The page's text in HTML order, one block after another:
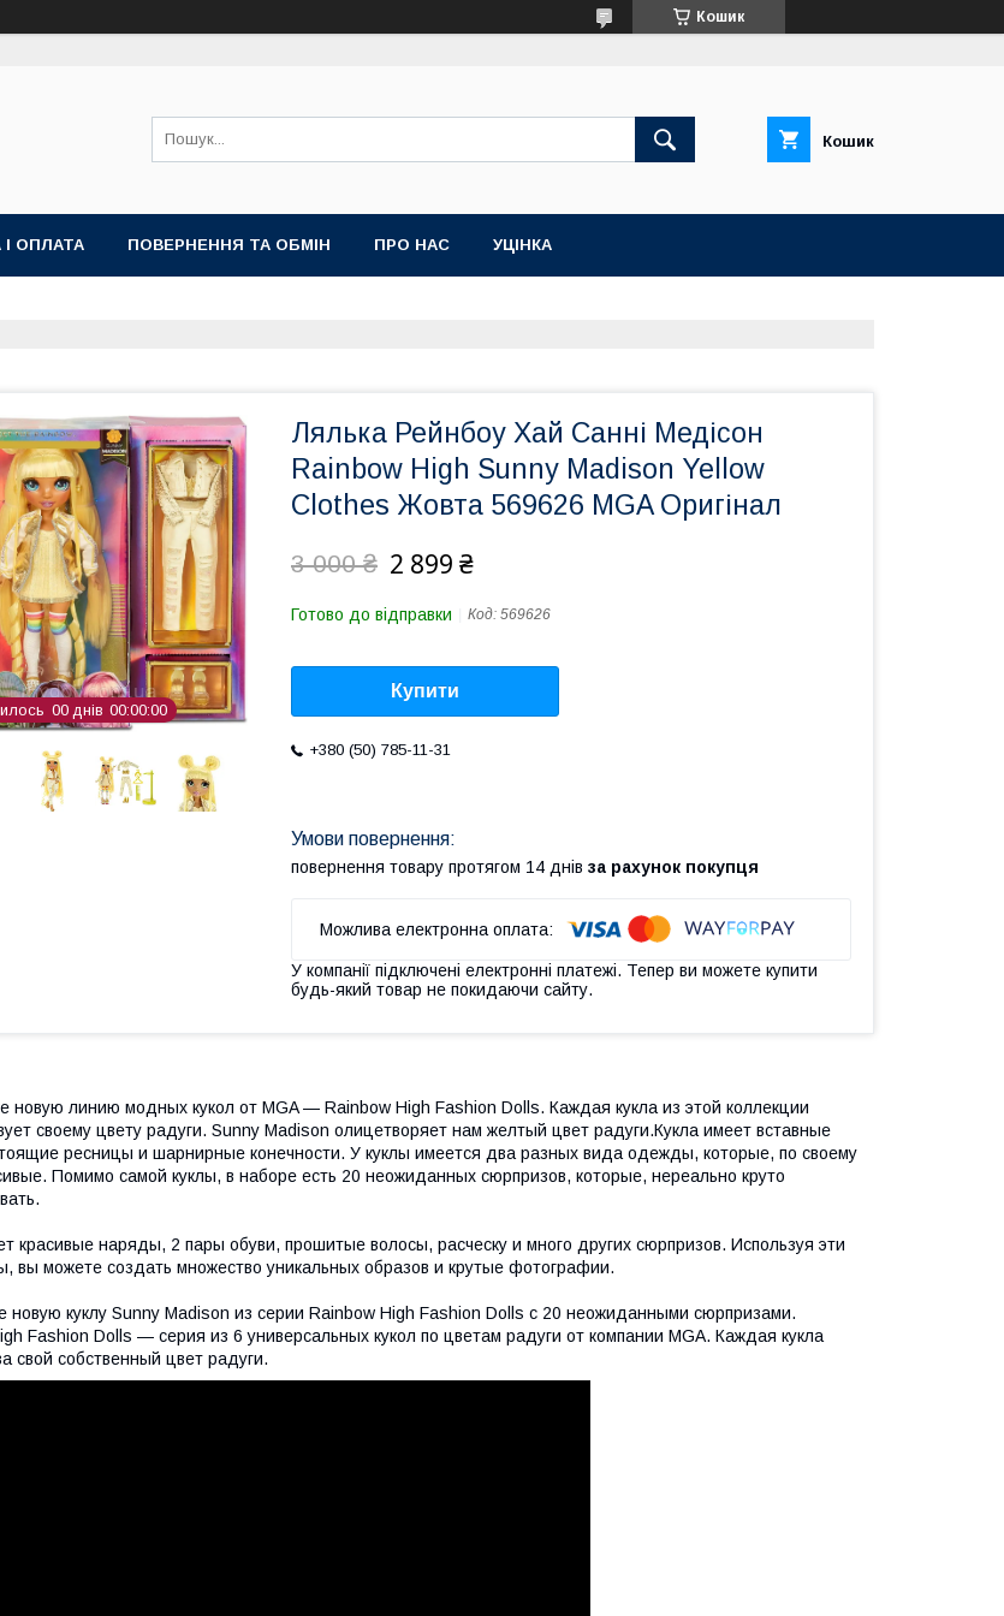
Кошик
Кошик
ОПЛАТА ПОВЕРНЕННЯ ТА ОБМІН ПРО НАС УЦІНКА
00 днів 00 00 00
Лялька Рейнбоу Хай Санні Медісон
Rainbow High Sunny Madison Yellow
Clothes Жовта 569626 MGA Оригінал
3 000 ₴ 2 899 ₴
Готово до відправки Код: 569626
Купити
+380 (50) 785-11-31
повернення товару протягом 14 днів за рахунок покупця
У компанії підключені електронні платежі. Тепер ви можете купити
будь-який товар не покидаючи сайту.
новую линию модных кукол от MGA — Rainbow High Fashion Dolls. Каждая кукла из этой коллекции
своему цвету радуги. Sunny Madison олицетворяет нам желтый цвет радуги.Кукла имеет вставные
ресницы и шарнирные конечности. У куклы имеется два разных вида одежды, которые, по своему
Помимо самой куклы, в наборе есть 20 неожиданных сюрпризов, которые, нереально круто
красивые наряды, 2 пары обуви, прошитые волосы, расческу и много других сюрпризов. Используя эти
вы можете создать множество уникальных образов и крутые фотографии.
новую куклу Sunny Madison из серии Rainbow High Fashion Dolls с 20 неожиданными сюрпризами.
Fashion Dolls — серия из 6 универсальных кукол по цветам радуги от компании MGA. Каждая кукла
свой собственный цвет радуги.